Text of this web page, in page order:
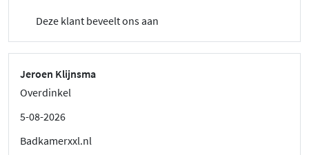
Deze klant beveelt ons aan
Jeroen Klijnsma
Overdinkel
5-08-2026
Badkamerxxl.nl